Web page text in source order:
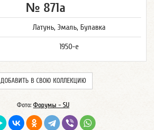
№ 871а
Латунь, Эмаль, Булавка
1950-е
ДОБАВИТЬ В СВОЮ КОЛЛЕКЦИЮ
Фото: Форумы - SU